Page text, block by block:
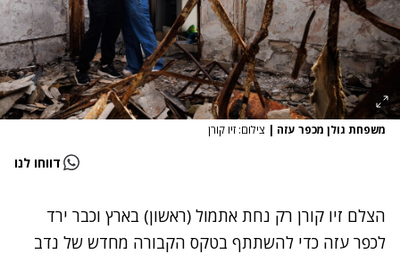
משפחת גולן מכפר עזה | צילום: זיו קורן
דווחו לנו
הצלם זיו קורן רק נחת אתמול (ראשון) בארץ וכבר ירד
לכפר עזה כדי להשתתף בטקס הקבורה מחדש של נדב